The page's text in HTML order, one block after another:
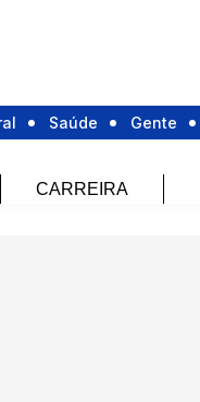
Saúde Gente
CARREIRA